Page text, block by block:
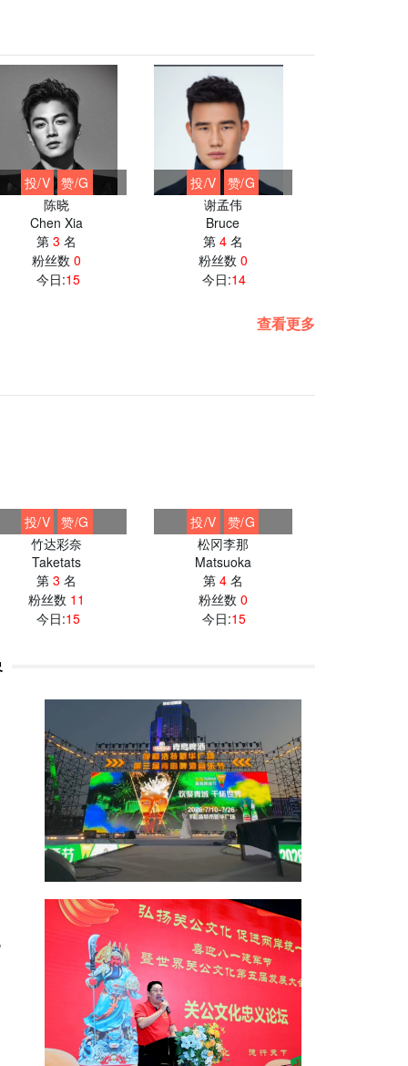
投/V
赞/G
陈晓
Chen Xia
第3 名
粉丝数0
今日:15
投/V
赞/G
谢孟伟
Bruce
第 4名
粉丝数 0
今日:14
查看更多
投/V
赞/G
竹达彩奈
Taketats
第3 名
粉丝数 11
今日:15
投/V
赞/G
松冈李那
Matsuoka
第 4名
粉丝数 0
今日:15